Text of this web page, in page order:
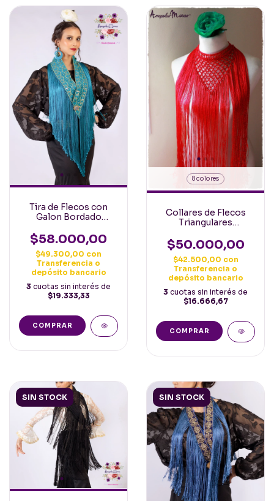
Tira de Flecos con
Galon Bordado
Lentejuelas Ancho
$58.000,00
$49.300,00 con
Transferencia o
depósito bancario
3 cuotas sin interés de
$19.333,33
8 colores
Collares de Flecos
Triangulares
largos PREVENTA
$50.000,00
$42.500,00 con
Transferencia o
depósito bancario
3 cuotas sin interés de
$16.666,67
COMPRAR
SIN STOCK SIN STOCK